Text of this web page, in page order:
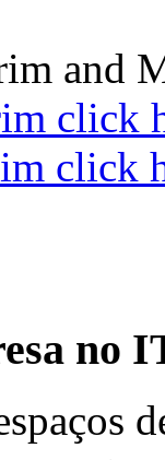
and
click
click
no